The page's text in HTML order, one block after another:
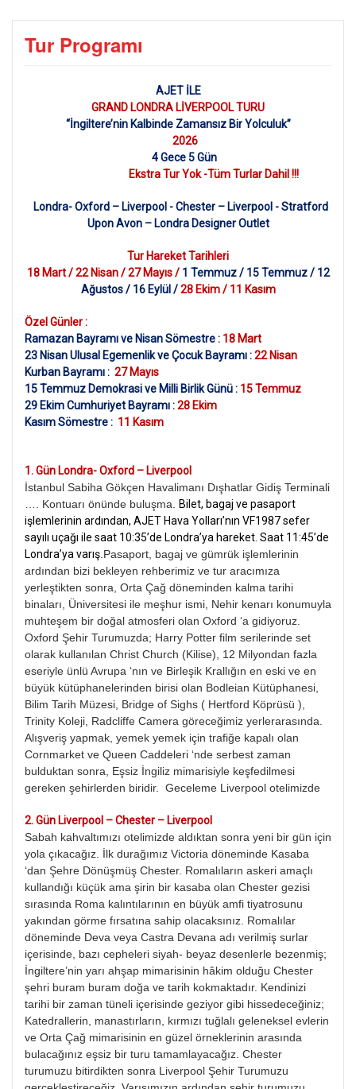
Tur Programı
AJET İLE
GRAND LONDRA LİVERPOOL TURU
“İngiltere’nin Kalbinde Zamansız Bir Yolculuk”
2026
4 Gece 5 Gün
Ekstra Tur Yok -Tüm Turlar Dahil !!!
Londra- Oxford – Liverpool - Chester – Liverpool - Stratford
Upon Avon – Londra Designer Outlet
Tur Hareket Tarihleri
18 Mart / 22 Nisan / 27 Mayıs / 1 Temmuz / 15 Temmuz / 12
Ağustos / 16 Eylül /28 Ekim / 11 Kasım
Özel Günler :
Ramazan Bayramı ve Nisan Sömestre : 18 Mart
23 Nisan Ulusal Egemenlik ve Çocuk Bayramı :22 Nisan
Kurban Bayramı : 27 Mayıs
15 Temmuz Demokrasi ve Milli Birlik Günü : 15 Temmuz
29 Ekim Cumhuriyet Bayramı :28 Ekim
Kasım Sömestre : 11 Kasım
1.⁠Gün Londra- Oxford – Liverpool
İstanbul Sabiha Gökçen Havalimanı Dışhatlar Gidiş Terminali
…. Kontuarı önünde buluşma.
Bilet, bagaj ve pasaport
işlemlerinin ardından, AJET Hava Yolları’nın VF1987 sefer
sayılı uçağı ile saat 10:35’de Londra’ya hareket. Saat 11:45’de
Londra’ya varış .Pasaport, bagaj ve gümrük işlemlerinin
ardından bizi bekleyen rehberimiz ve tur aracımıza
yerleştikten sonra, Orta Çağ döneminden kalma tarihi
binaları, Üniversitesi ile meşhur ismi, Nehir kenarı konumuyla
muhteşem bir doğal atmosferi olan Oxford ‘a gidiyoruz.
Oxford Şehir Turumuzda; Harry Potter film serilerinde set
olarak kullanılan Christ Church (Kilise), 12 Milyondan fazla
eseriyle ünlü Avrupa ‘nın ve Birleşik Krallığın en eski ve en
büyük kütüphanelerinden birisi olan Bodleian Kütüphanesi,
Bilim Tarih Müzesi, Bridge of Sighs ( Hertford Köprüsü ),
Trinity Koleji, Radcliffe Camera göreceğimiz yerlerarasında.
Alışveriş yapmak, yemek yemek için trafiğe kapalı olan
Cornmarket ve Queen Caddeleri ‘nde serbest zaman
bulduktan sonra, Eşsiz İngiliz mimarisiyle keşfedilmesi
gereken şehirlerden biridir. Geceleme Liverpool otelimizde
2.⁠⁠⁠Gün Liverpool – Chester – Liverpool
Sabah kahvaltımızı otelimizde aldıktan sonra yeni bir gün için
yola çıkacağız. İlk durağımız Victoria döneminde Kasaba
‘dan Şehre Dönüşmüş Chester. Romalıların askeri amaçlı
kullandığı küçük ama şirin bir kasaba olan Chester gezisi
sırasında Roma kalıntılarının en büyük amfi tiyatrosunu
yakından görme fırsatına sahip olacaksınız. Romalılar
döneminde Deva veya Castra Devana adı verilmiş surlar
içerisinde, bazı cepheleri siyah- beyaz desenlerle bezenmiş;
İngiltere’nin yarı ahşap mimarisinin hâkim olduğu Chester
şehri buram buram doğa ve tarih kokmaktadır. Kendinizi
tarihi bir zaman tüneli içerisinde geziyor gibi hissedeceğiniz;
Katedrallerin, manastırların, kırmızı tuğlalı geleneksel evlerin
ve Orta Çağ mimarisinin en güzel örneklerinin arasında
bulacağınız eşsiz bir turu tamamlayacağız. Chester
turumuzu bitirdikten sonra Liverpool Şehir Turumuzu